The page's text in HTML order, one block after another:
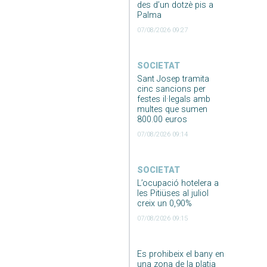
des d’un dotzè pis a
Palma
07/08/2026 09:27
SOCIETAT
Sant Josep tramita
cinc sancions per
festes il·legals amb
multes que sumen
800.00 euros
07/08/2026 09:14
SOCIETAT
L’ocupació hotelera a
les Pitiüses al juliol
creix un 0,90%
07/08/2026 09:15
Es prohibeix el bany en
una zona de la platja